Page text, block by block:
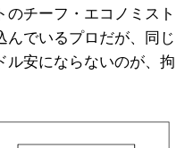
のチーフ・エコノミスト
んでいるプロだが、同じ
ル安にならないのが、拘